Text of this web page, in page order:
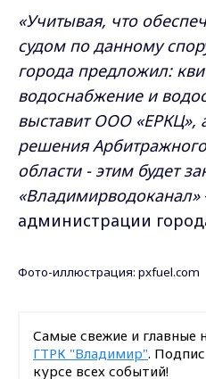
«Учитывая, что
судом по данному
города предложил:
водоснабжение и
выставит ООО «ЕРКЦ»,
решения
области - этим будет
«Владимирводоканал»
администрации
Фото-иллюстрация: pxfuel.com
Самые свежие и главные
ГТРК "Владимир".
курсе всех событий!